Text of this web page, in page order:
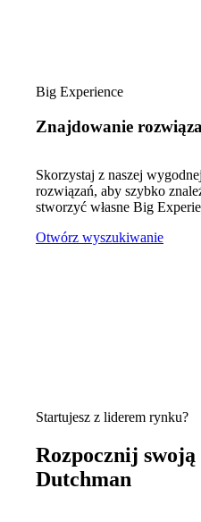
Big Experience
Znajdowanie
Skorzystaj z naszej
rozwiązań, aby szybko
stworzyć własne Big
Otwórz wyszukiwanie
Startujesz z liderem rynku?
Rozpocznij
Dutchman